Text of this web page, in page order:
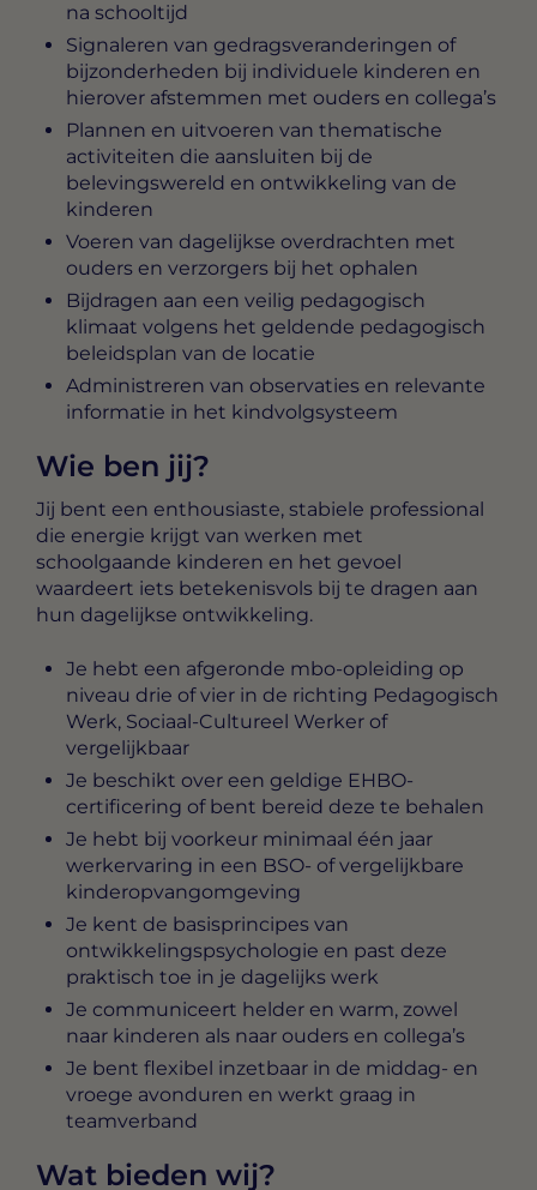
na schooltijd
Signaleren van gedragsveranderingen of
bijzonderheden bij individuele kinderen en
hierover afstemmen met ouders en collega’s
Plannen en uitvoeren van thematische
activiteiten die aansluiten bij de
belevingswereld en ontwikkeling van de
kinderen
Voeren van dagelijkse overdrachten met
ouders en verzorgers bij het ophalen
Bijdragen aan een veilig pedagogisch
klimaat volgens het geldende pedagogisch
beleidsplan van de locatie
Administreren van observaties en relevante
informatie in het kindvolgsysteem
Wie ben jij?
Jij bent een enthousiaste, stabiele professional
die energie krijgt van werken met
schoolgaande kinderen en het gevoel
waardeert iets betekenisvols bij te dragen aan
hun dagelijkse ontwikkeling.
Je hebt een afgeronde mbo-opleiding op
niveau drie of vier in de richting Pedagogisch
Werk, Sociaal-Cultureel Werker of
vergelijkbaar
Je beschikt over een geldige EHBO-
certificering of bent bereid deze te behalen
Je hebt bij voorkeur minimaal één jaar
werkervaring in een BSO- of vergelijkbare
kinderopvangomgeving
Je kent de basisprincipes van
ontwikkelingspsychologie en past deze
praktisch toe in je dagelijks werk
Je communiceert helder en warm, zowel
naar kinderen als naar ouders en collega’s
Je bent flexibel inzetbaar in de middag- en
vroege avonduren en werkt graag in
teamverband
Wat bieden wij?